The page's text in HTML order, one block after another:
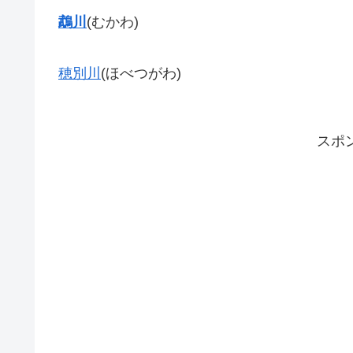
鵡川 (むかわ)
穂別川 (ほべつがわ)
スポ